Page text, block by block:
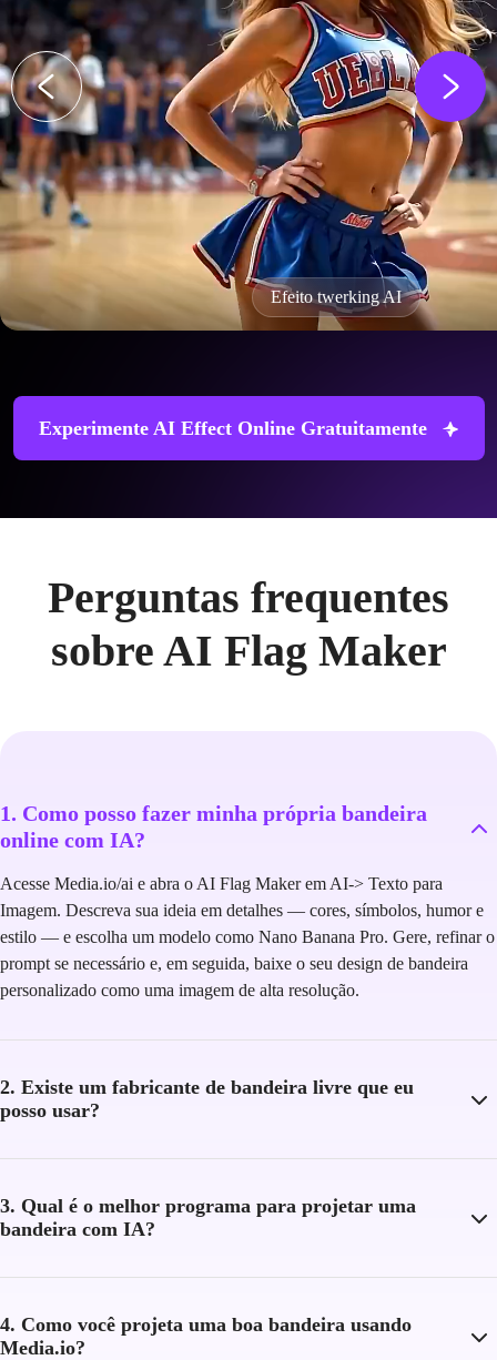
Efeito twerking AI
Experimente AI Effect Online Gratuitamente
Perguntas frequentes
sobre AI Flag Maker
1. Como posso fazer minha própria bandeira
online com IA?
Acesse Media.io/ai e abra o AI Flag Maker em AI-> Texto para
Imagem. Descreva sua ideia em detalhes — cores, símbolos, humor e
estilo — e escolha um modelo como Nano Banana Pro. Gere, refinar o
prompt se necessário e, em seguida, baixe o seu design de bandeira
personalizado como uma imagem de alta resolução.
2. Existe um fabricante de bandeira livre que eu
posso usar?
3. Qual é o melhor programa para projetar uma
bandeira com IA?
4. Como você projeta uma boa bandeira usando
Media.io?